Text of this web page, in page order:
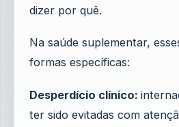
dizer por quê.
Na saúde suplementar,
formas específicas:
Desperdício clínico:
ter sido evitadas com